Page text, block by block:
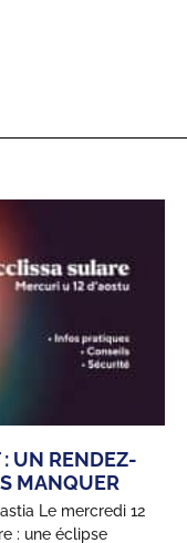
: UN RENDEZ-
MANQUER
Le mercredi 12
: une éclipse